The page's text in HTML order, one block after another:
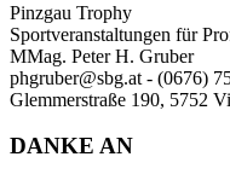
Pinzgau Trophy
Sportveranstaltungen für
MMag. Peter H. Gruber
phgruber@sbg.at - (0676)
Glemmerstraße 190, 5752
DANKE AN